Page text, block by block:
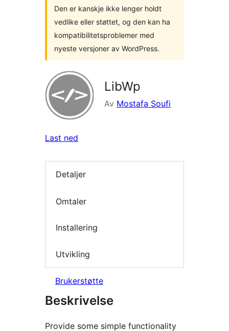
Den er kanskje ikke lenger holdt
vedlike eller støttet, og den kan ha
kompatibilitetsproblemer med
nyeste versjoner av WordPress.
LibWp
Av Mostafa Soufi
Last ned
Detaljer
Omtaler
Installering
Utvikling
Brukerstøtte
Beskrivelse
Provide some simple functionality